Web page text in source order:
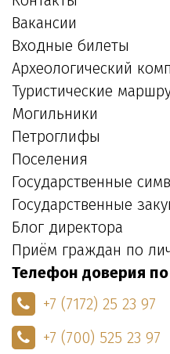
Вакансии
Входные билеты
Археологический
Туристические
Могильники
Петроглифы
Поселения
Государственные
Государственные
Блог директора
Приём граждан по
Телефон доверия
+7 (7172) 25 23 97
+7 (700) 525 23 97